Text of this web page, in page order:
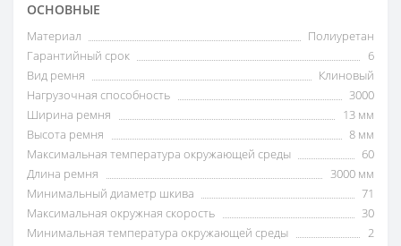
ОСНОВНЫЕ
Материал
Полиуретан
Гарантийный срок
6
Вид ремня
Клиновый
Нагрузочная способность
3000
Ширина ремня
13 мм
Высота ремня
8 мм
Максимальная температура окружающей среды
60
Длина ремня
3000 мм
Минимальный диаметр шкива
71
Максимальная окружная скорость
30
Минимальная температура окружающей среды
2